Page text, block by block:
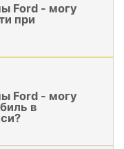
Ford - могу
при
Ford - могу
в